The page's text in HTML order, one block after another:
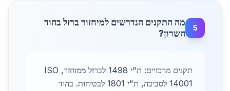
5
מה התקנים הנדרשים למיחזור ברזל בהוד
השרון?
תקנים מרכזיים: ת"י 1498 לברזל ממוחזר, ISO
14001 לסביבה, ת"י 1801 לבטיחות. בהוד